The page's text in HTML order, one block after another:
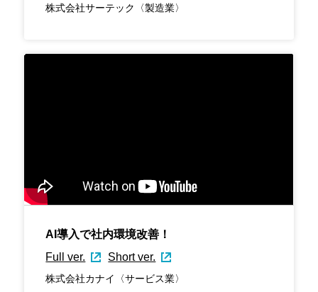
株式会社サーテック〈製造業〉
AI導入で社内環境改善！
Full ver.
Short ver.
株式会社カナイ〈サービス業〉